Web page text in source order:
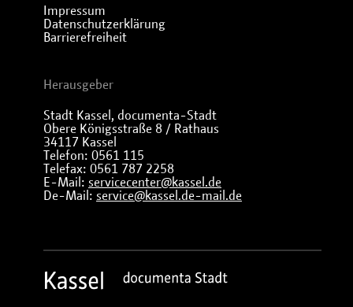
Impressum
Datenschutzerklärung
Barrierefreiheit
Herausgeber
Stadt Kassel, documenta-Stadt
Obere Königsstraße 8 / Rathaus
34117 Kassel
Telefon: 0561 115
Telefax: 0561 787 2258
E-Mail: servicecenter@kassel.de
De-Mail: service@kassel.de-mail.de